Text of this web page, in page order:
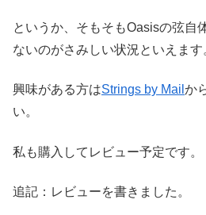
というか、そもそもOasisの弦自
ないのがさみしい状況といえます
興味がある方はStrings by Mail か
い。
私も購入してレビュー予定です。
追記：レビューを書きました。